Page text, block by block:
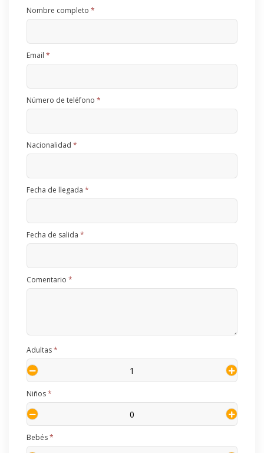
*
Nombre completo
*
Email
*
Número de teléfono
*
Nacionalidad
*
Fecha de llegada
*
Fecha de salida
*
Comentario
*
Adultas
*
Niños
*
Bebés